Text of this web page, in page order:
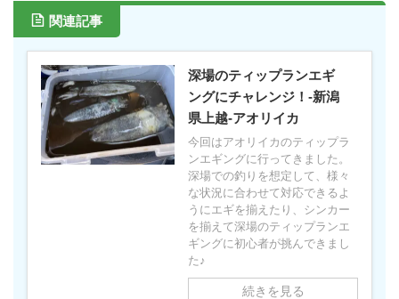
関連記事
深場のティップランエギ
ングにチャレンジ！-新潟
県上越-アオリイカ
今回はアオリイカのティップラ
ンエギングに行ってきました。
深場での釣りを想定して、様々
な状況に合わせて対応できるよ
うにエギを揃えたり、シンカー
を揃えて深場のティップランエ
ギングに初心者が挑んできまし
た♪
続きを見る